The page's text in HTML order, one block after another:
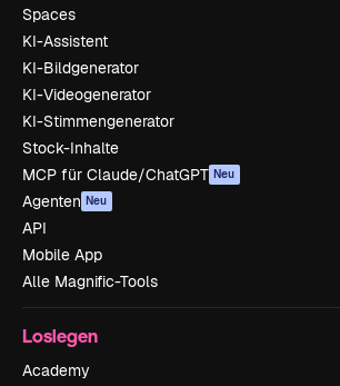
Spaces
KI-Assistent
KI-Bildgenerator
KI-Videogenerator
KI-Stimmengenerator
Stock-Inhalte
MCP für Claude/ChatGPT Neu
Agenten Neu
API
Mobile App
Alle Magnific-Tools
Loslegen
Academy